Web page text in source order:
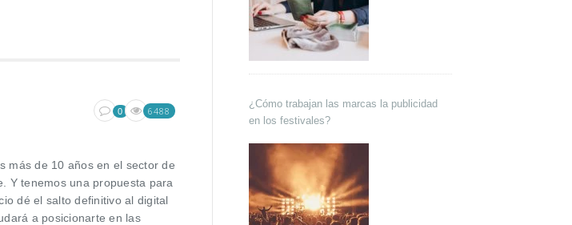
0 6488
más de 10 años en el sector de
Y tenemos una propuesta para
dé el salto definitivo al digital
a posicionarte en las
¿Cómo trabajan las marcas la publicidad
en los festivales?